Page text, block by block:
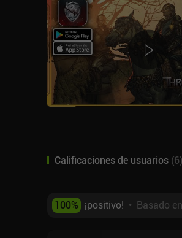
Calificaciones de usuarios (6)
100% ¡positivo! • Basado